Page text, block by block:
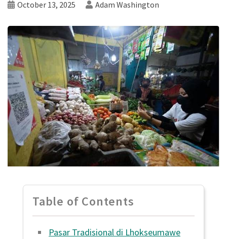
October 13, 2025 Adam Washington
Table of Contents
Pasar Tradisional di Lhokseumawe